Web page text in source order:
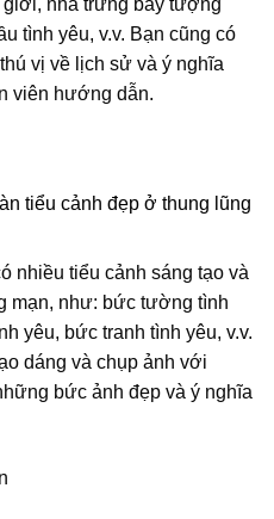
tình yêu, v.v. Bạn cũng có
vị về lịch sử và ý nghĩa
viên hướng dẫn.
tiểu cảnh đẹp ở thung lũng
nhiều tiểu cảnh sáng tạo và
mạn, như: bức tường tình
yêu, bức tranh tình yêu, v.v.
dáng và chụp ảnh với
bức ảnh đẹp và ý nghĩa